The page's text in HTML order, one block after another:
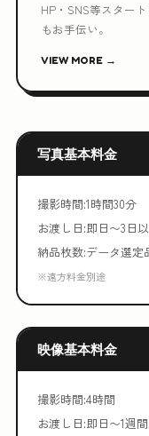
HP・SNS等スター
もお手伝い。
VIEW MORE →
写真基本料金
撮影時間:1時間30分
お渡し日:即日〜3日
納品枚数:データ選定
※遠方料金別途
映像基本料金
撮影時間:4時間
お渡し日:即日〜1週